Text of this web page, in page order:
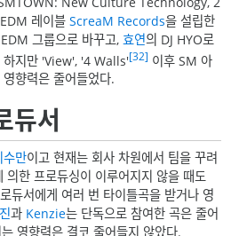
레이블ScreaM Records을 설립한
그룹으로 바꾸고, 효연의 DJ HYO로
하지만 'View', '4 Walls'[32] 이후 SM 아
향력은 줄어들었다.
듀서
수만이고 현재는 회사 차원에서 팀을 꾸려
의한 프로듀싱이 이루어지지 않을 때도
듀서에게 여러 번 타이틀곡을 받거나 영
과 Kenzie는 단독으로 참여한 곡은 줄어
영향력은 결코 줄어들지 않았다.